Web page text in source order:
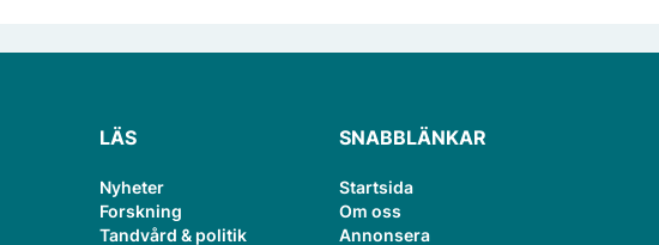
LÄS
Nyheter
Forskning
Tandvård & politik
SNABBLÄNKAR
Startsida
Om oss
Annonsera